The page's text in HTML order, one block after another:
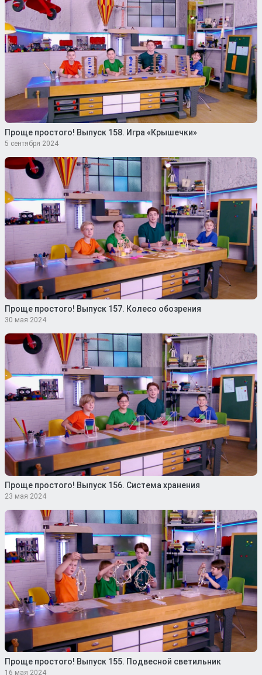
Проще простого! Выпуск 158. Игра «Крышечки»
5 сентября 2024
Проще простого! Выпуск 157. Колесо обозрения
30 мая 2024
Проще простого! Выпуск 156. Система хранения
23 мая 2024
Проще простого! Выпуск 155. Подвесной светильник
16 мая 2024